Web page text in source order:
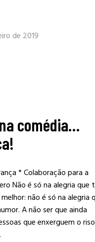
de 2019
comédia…
* Colaboração para a
Não é só na alegria que
não é só na alegria
A não ser que ainda
que enxerguem o